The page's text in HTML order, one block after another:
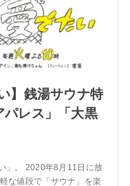
】銭湯サウナ特
パレス」「大黒
」。 2020年8月11日に放
な値段で「サウナ」を楽